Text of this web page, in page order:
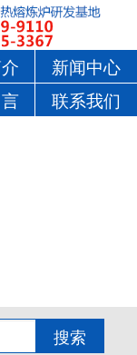
新闻中心
联系我们